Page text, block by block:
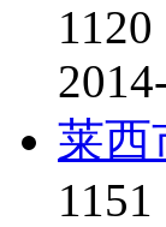
1120
莱西
1151